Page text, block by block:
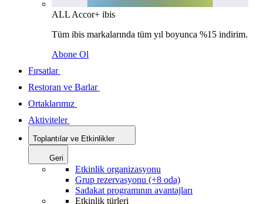
ALL Accor+ ibis
Tüm ibis markalarında tüm yıl boyunca %15 indirim.
Abone Ol
Fırsatlar
Restoran ve Barlar
Ortaklarımız
Aktiviteler
Toplantılar ve Etkinlikler
Geri
Etkinlik organizasyonu
Grup rezervasyonu (+8 oda)
Sadakat programının avantajları
Etkinlik türleri